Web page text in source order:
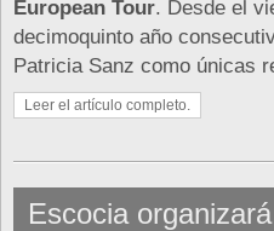
European Tour. Desde el
decimoquinto año
Patricia Sanz como únicas
Leer el artículo completo.
Escocia